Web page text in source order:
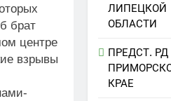
брат
центре
взрывы
ЛИПЕЦКОЙ
ОБЛАСТИ
ПРЕДСТ. РД
КРАЕ